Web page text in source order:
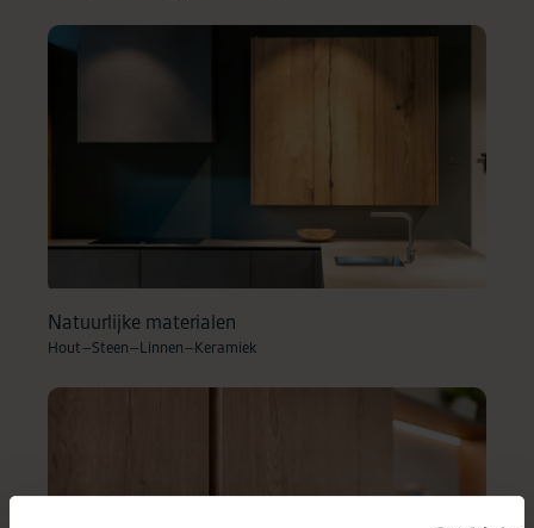
Natuurlijke materialen
Hout–Steen–Linnen–Keramiek